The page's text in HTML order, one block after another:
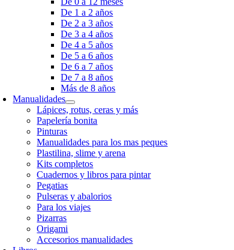
De 1 a 2 años
De 2 a 3 años
De 3 a 4 años
De 4 a 5 años
De 5 a 6 años
De 6 a 7 años
De 7 a 8 años
Más de 8 años
Manualidades
Lápices, rotus, ceras y más
Papelería bonita
Pinturas
Manualidades para los mas peques
Plastilina, slime y arena
Kits completos
Cuadernos y libros para pintar
Pegatias
Pulseras y abalorios
Para los viajes
Pizarras
Origami
Accesorios manualidades